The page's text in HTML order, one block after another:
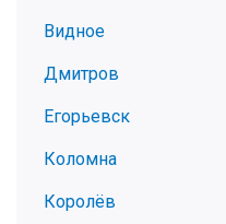
Видное
Дмитров
Егорьевск
Коломна
Королёв